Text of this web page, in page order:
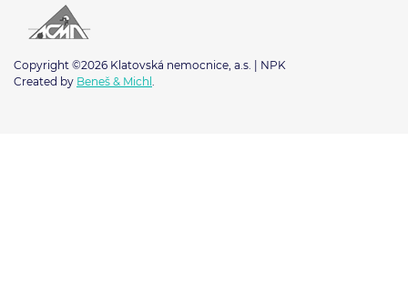
Copyright ©2026 Klatovská nemocnice, a.s. | NPK
Created by Beneš & Michl .